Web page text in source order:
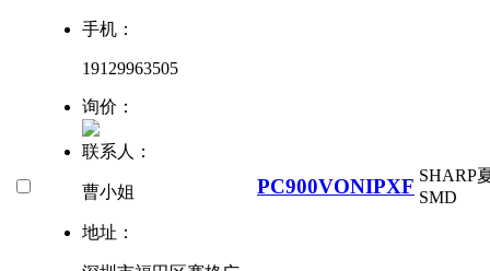
手机：
19129963505
询价：
联系人：
曹小姐
地址：
PC900VONIPXF SHARP
SMD